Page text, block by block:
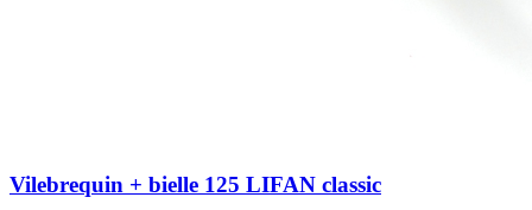
Vilebrequin + bielle 125 LIFAN classic